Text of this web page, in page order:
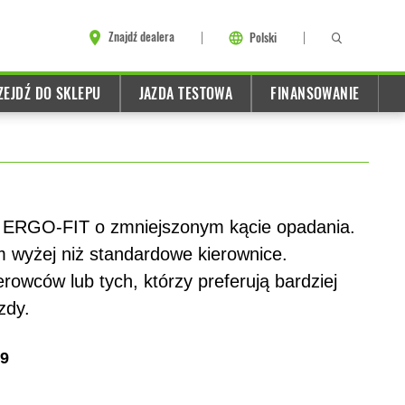
Znajdź dealera Polski
DO SKLEPU JAZDA TESTOWA FINANSOWANIE
FIT o zmniejszonym kącie opadania.
wyżej niż standardowe kierownice.
lub tych, którzy preferują bardziej